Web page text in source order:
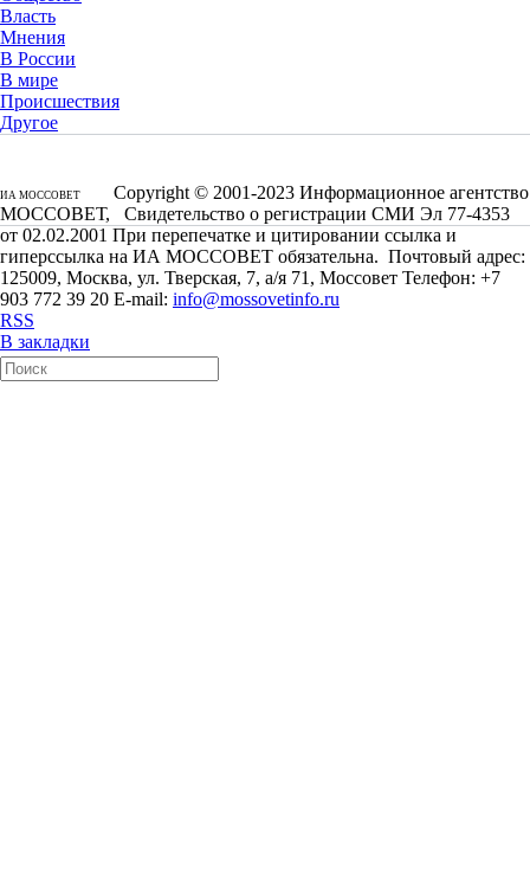
Власть
Мнения
В России
В мире
Происшествия
Другое
ИА МОССОВЕТ
Copyright © 2001-2023 Информационное агентство
МОССОВЕТ, Свидетельство о регистрации СМИ Эл 77-4353
от 02.02.2001 При перепечатке и цитировании ссылка и
гиперссылка на ИА МОССОВЕТ обязательна. Почтовый адрес:
125009, Москва, ул. Тверская, 7, а/я 71, Моссовет Телефон: +7
903 772 39 20 E-mail: info@mossovetinfo.ru
RSS
В закладки